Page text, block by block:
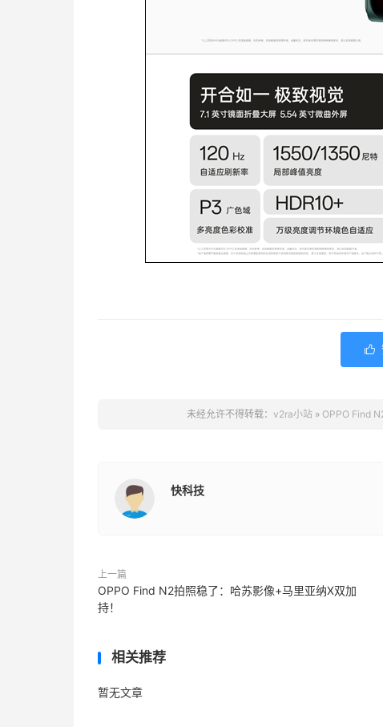

未经允许不得转载： v2ra小站 » OPPO Find
快科技
上一篇
OPPO Find N2拍照稳了：哈苏影像+马里亚纳X双加
持！
相关推荐
暂无文章